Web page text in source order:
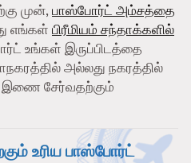
முன், பாஸ்போர்ட் அம்சத்தை
எங்கள் பிரீமியம் சந்தாக்களில்
உங்கள் இருப்பிடத்தை
அல்லது நகரத்தில்
இணை சேர்வதற்கும்
உரிய பாஸ்போர்ட்